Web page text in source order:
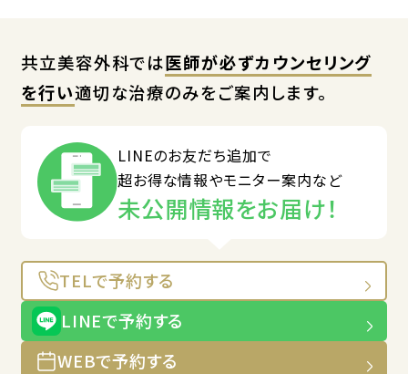
共立美容外科では医師が必ずカウンセリング
を行い適切な治療のみをご案内します。
LINEのお友だち追加で
超お得な情報やモニター案内など
未公開情報をお届け！
TELで予約する
LINEで予約する
WEBで予約する